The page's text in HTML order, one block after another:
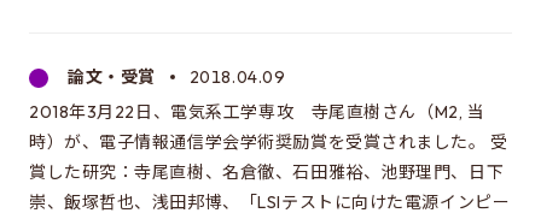
論文・受賞
2018.04.09
2018年3月22日、電気系工学専攻 寺尾直樹さん（M2, 当
時）が、電子情報通信学会学術奨励賞を受賞されました。 受
賞した研究：寺尾直樹、名倉徹、石田雅裕、池野理門、日下
崇、飯塚哲也、浅田邦博、「LSIテストに向けた電源インピー